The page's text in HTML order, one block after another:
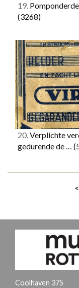
19.
(3268)
20.Verplichte
gedurende de …
Coolhaven 375